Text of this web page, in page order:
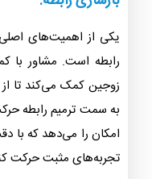
یکی از اهمیت‌های
رابطه‌ است. مشاور با
زوجین کمک می‌کند تا
به سمت ترمیم رابطه
امکان را می‌دهد که با
تجربه‌های مثبت حرکت